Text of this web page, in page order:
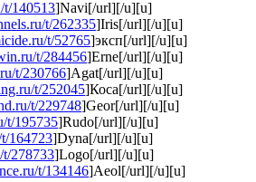
t/140513]Navi[/url][/u][u]
t/262335]Iris[/url][/u][u]
t/52765]эксп[/url][/u][u]
t/284456]Erne[/url][/u][u]
t/230766]Agat[/url][/u][u]
t/252045]Коса[/url][/u][u]
t/229748]Geor[/url][/u][u]
t/195735]Rudo[/url][/u][u]
164723]Dyna[/url][/u][u]
t/278733]Logo[/url][/u][u]
t/134146]Aeol[/url][/u][u]